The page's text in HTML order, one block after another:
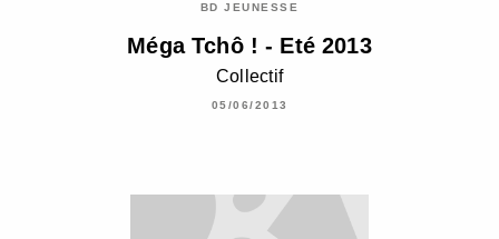
BD JEUNESSE
Méga Tchô ! - Eté 2013
Collectif
05/06/2013